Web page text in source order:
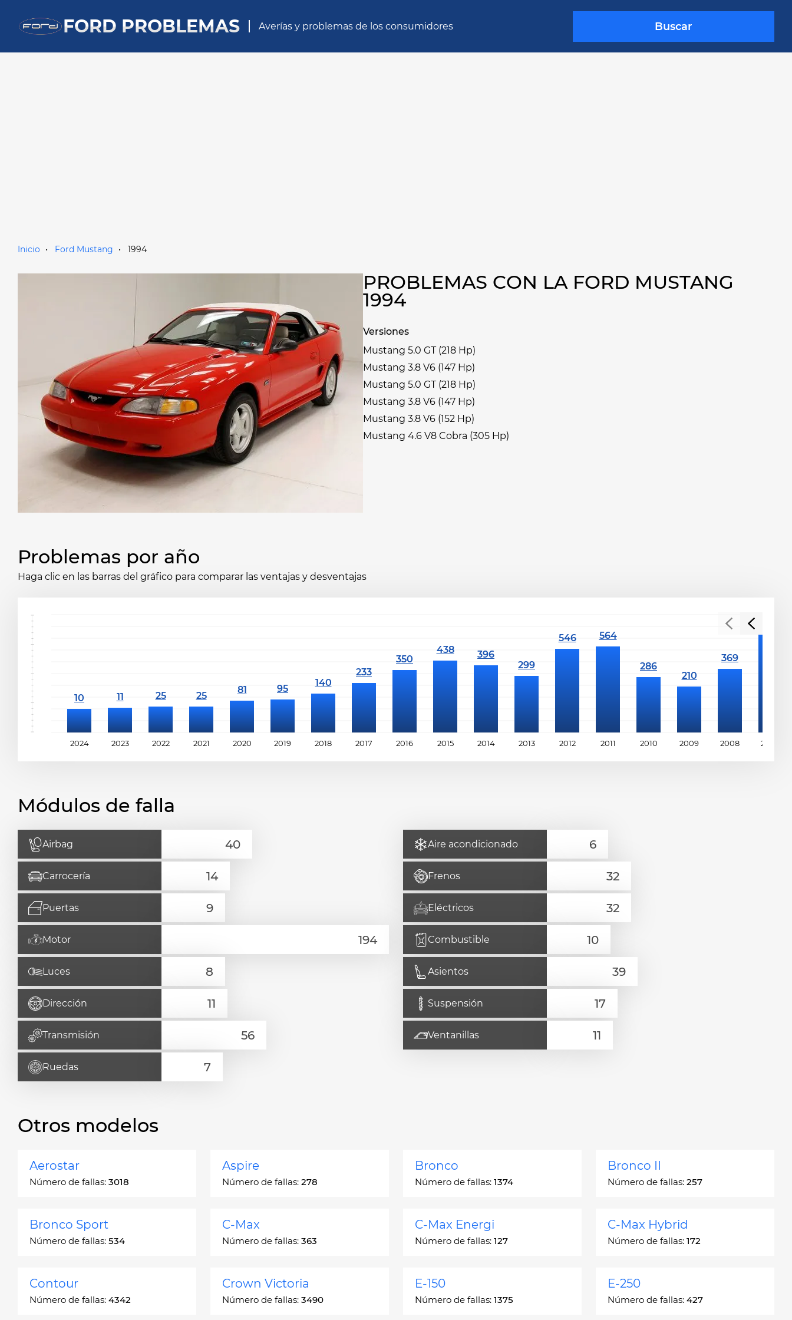
FORD PROBLEMAS Averías y problemas de los consumidores Buscar
Inicio Ford Mustang 1994
PROBLEMAS CON LA FORD MUSTANG
1994
Versiones
Mustang 5.0 GT (218 Hp)
Mustang 3.8 V6 (147 Hp)
Mustang 5.0 GT (218 Hp)
Mustang 3.8 V6 (147 Hp)
Mustang 3.8 V6 (152 Hp)
Mustang 4.6 V8 Cobra (305 Hp)
Problemas por año
Haga clic en las barras del gráfico para comparar las ventajas y desventajas
2024 2023 2022 2021 2020 2019 2018 2017 2016 2015 2014 2013 2012 2011 2010 2009 2008 2007
Módulos de falla
Airbag Aire acondicionado
Carrocería Frenos
Puertas Eléctricos
Motor Combustible
Luces Asientos
Dirección Suspensión
Transmisión Ventanillas
Ruedas
Otros modelos
Aerostar
Número de fallas: 3018
Aspire
Número de fallas: 278
Bronco
Número de fallas: 1374
Bronco II
Número de fallas: 257
Bronco Sport
Número de fallas: 534
C-Max
Número de fallas: 363
C-Max Energi
Número de fallas: 127
C-Max Hybrid
Número de fallas: 172
Contour
Número de fallas: 4342
Crown Victoria
Número de fallas: 3490
E-150
Número de fallas: 1375
E-250
Número de fallas: 427